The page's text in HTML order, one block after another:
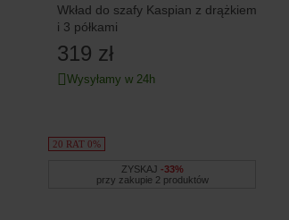
Wkład do szafy Kaspian z drążkiem
i 3 półkami
319 zł
Wysyłamy w 24h
20 RAT 0%
ZYSKAJ -33%
przy zakupie 2 produktów